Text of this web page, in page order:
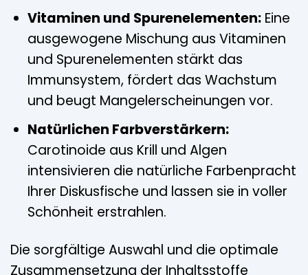
Vitaminen und Spurenelementen:Eine
ausgewogene Mischung aus Vitaminen
und Spurenelementen stärkt das
Immunsystem, fördert das Wachstum
und beugt Mangelerscheinungen vor.
Natürlichen Farbverstärkern:
Carotinoide aus Krill und Algen
intensivieren die natürliche Farbenpracht
Ihrer Diskusfische und lassen sie in voller
Schönheit erstrahlen.
Die sorgfältige Auswahl und die optimale
Zusammensetzung der Inhaltsstoffe